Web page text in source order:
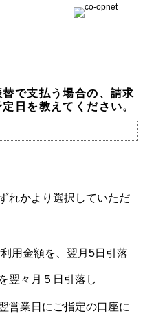
で支払う場合の、請求
日を教えてください。
れかより選択していただ
用金額を、翌月5日引落
翌々月５日引落し
営業日にご指定の口座に